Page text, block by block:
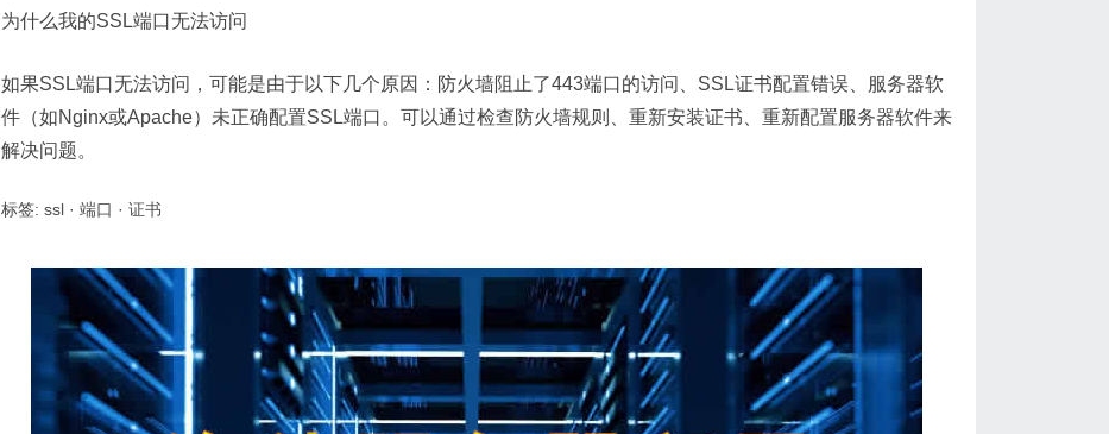
为什么我的SSL端口无法访问
如果SSL端口无法访问，可能是由于以下几个原因：防火墙阻止了443端口的访问、SSL证书配置错误、服务器软
件（如Nginx或Apache）未正确配置SSL端口。可以通过检查防火墙规则、重新安装证书、重新配置服务器软件来
解决问题。
标签: ssl · 端口 · 证书